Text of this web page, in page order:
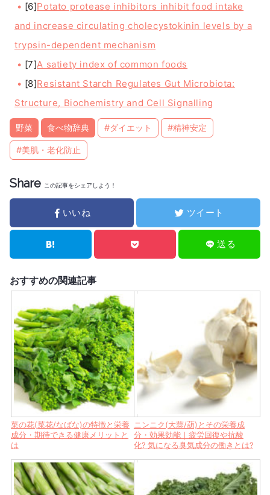
[6]Potato protease inhibitors inhibit food intake
and increase circulating cholecystokinin levels by a
trypsin-dependent mechanism
[7]A satiety index of common foods
[8]Resistant Starch Regulates Gut Microbiota:
Structure, Biochemistry and Cell Signalling
野菜 食べ物辞典 #ダイエット #精神安定
#美肌・老化防止
Share この記事をシェアしよう！
いいね ツイート
送る
おすすめの関連記事
菜の花(菜花/なばな)の特徴と栄養
成分・期待できる健康メリットと
は
ニンニク(大蒜/葫)とその栄養成
分・効果効能｜疲労回復や抗酸
化? 気になる臭気成分の働きとは?